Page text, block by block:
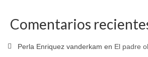
Comentarios
Perla Enriquez vanderkam en El padre